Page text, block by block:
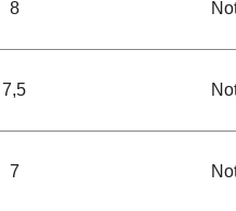
8
7,5
7